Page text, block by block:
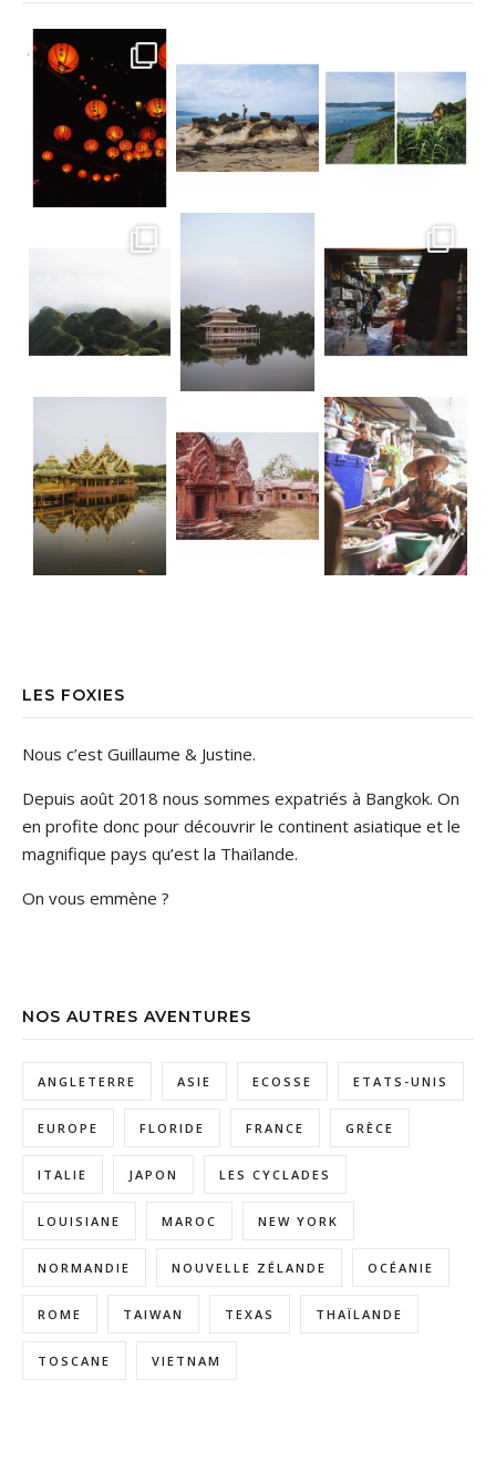
Jiufen • Taïwan Comme un air de Miyaz
• Floating market TGIF ! La bonne nou
LES FOXIES
Nous c’est Guillaume & Justine.
Depuis août 2018 nous sommes expatriés à Bangkok. On
en profite donc pour découvrir le continent asiatique et le
magnifique pays qu’est la Thaïlande.
On vous emmène ?
NOS AUTRES AVENTURES
ANGLETERRE ASIE ECOSSE ETATS-UNIS
EUROPE FLORIDE FRANCE GRÈCE
ITALIE JAPON LES CYCLADES
LOUISIANE MAROC NEW YORK
NORMANDIE NOUVELLE ZÉLANDE OCÉANIE
ROME TAIWAN TEXAS THAÏLANDE
TOSCANE VIETNAM